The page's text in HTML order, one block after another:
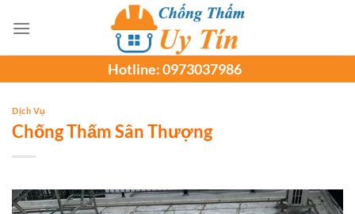
đến
Hotline:0973037986
Dịch Vụ
Chống Thấm Sân Thượng